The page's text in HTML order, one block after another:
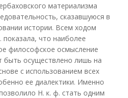
материализма
сказавшуюся в
истории. Всем ходом
показала, что наиболее
философское осмысление
быть осуществлено лишь на
с использованием всех
ее диалектики. Именно
Н. к. ф. стать одним